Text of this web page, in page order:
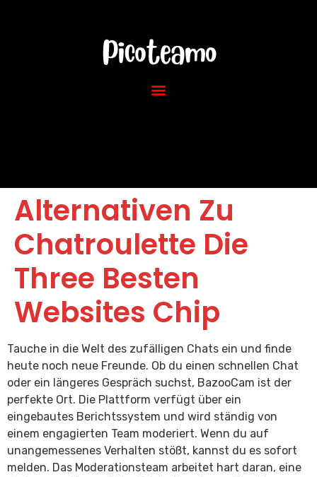
Alternativen Zu
Chatroulette Die
Three Besten
Websites Chip
Tauche in die Welt des zufälligen Chats ein und finde
heute noch neue Freunde. Ob du einen schnellen Chat
oder ein längeres Gespräch suchst, BazooCam ist der
perfekte Ort. Die Plattform verfügt über ein
eingebautes Berichtssystem und wird ständig von
einem engagierten Team moderiert. Wenn du auf
unangemessenes Verhalten stößt, kannst du es sofort
melden. Das Moderationsteam arbeitet hart daran, eine